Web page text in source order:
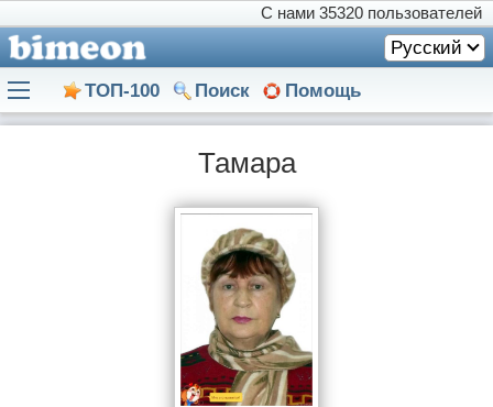
С нами 35320 пользователей
Русский
ТОП-100 Поиск Помощь
Тамара